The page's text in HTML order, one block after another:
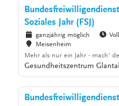
Soziales Jahr (FSJ)
ganzjährig möglich
Meisenheim
Mehr als nur ein Jahr - mach'
Gesundheitszentrum Glantal